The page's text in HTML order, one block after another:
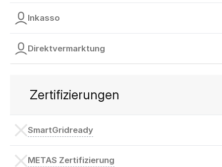
Inkasso
Direktvermarktung
Zertifizierungen
SmartGridready
METAS Zertifizierung